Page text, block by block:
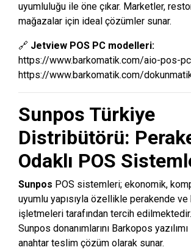
uyumluluğu ile öne çıkar. Marketler,
mağazalar için ideal çözümler sunar.
🔗 Jetview POS PC modelleri:
https://www.barkomatik.com/aio-pos-pc
https://www.barkomatik.com/
Sunpos Türkiye
Distribütörü:
Odaklı POS
Sunpos POS sistemleri; ekonomik,
uyumlu yapısıyla özellikle perakende ve
işletmeleri tarafından tercih
Sunpos donanımlarını Barkopos
anahtar teslim çözüm olarak sunar.